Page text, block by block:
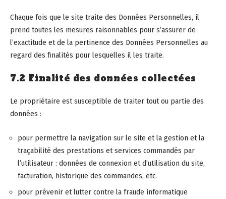
Chaque fois que le site traite des Données Personnelles, il
prend toutes les mesures raisonnables pour s’assurer de
l’exactitude et de la pertinence des Données Personnelles au
regard des finalités pour lesquelles il les traite.
7.2 Finalité des données collectées
Le propriétaire est susceptible de traiter tout ou partie des
données :
pour permettre la navigation sur le site et la gestion et la
traçabilité des prestations et services commandés par
l’utilisateur : données de connexion et d’utilisation du site,
facturation, historique des commandes, etc.
pour prévenir et lutter contre la fraude informatique